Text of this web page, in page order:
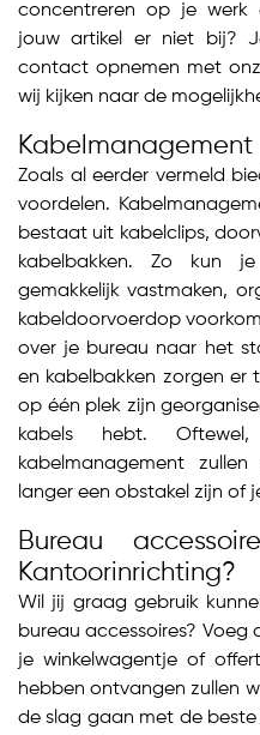
concentreren op je werk
jouw artikel er niet bij?
contact opnemen met
wij kijken naar de
Kabelmanagement
Zoals al eerder vermeld
voordelen.
bestaat uit kabelclips,
kabelbakken. Zo kun
gemakkelijk vastmaken,
kabeldoorvoerdop
over je bureau naar het
en kabelbakken zorgen er
op één plek zijn
kabels hebt.
kabelmanagement
langer een obstakel zijn of
Bureau
Kantoorinrichting?
Wil jij graag gebruik
bureau accessoires? Voeg
je winkelwagentje of
hebben ontvangen zullen
de slag gaan met de